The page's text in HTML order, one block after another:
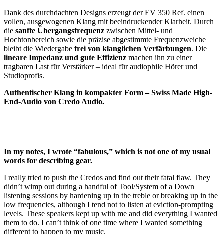
Dank des durchdachten Designs erzeugt der EV 350 Ref. einen
vollen, ausgewogenen Klang mit beeindruckender Klarheit. Durch
die sanfte Übergangsfrequenz zwischen Mittel- und
Hochtonbereich sowie die präzise abgestimmte Frequenzweiche
bleibt die Wiedergabe frei von klanglichen Verfärbungen. Die
lineare Impedanz und gute Effizienz machen ihn zu einer
tragbaren Last für Verstärker – ideal für audiophile Hörer und
Studioprofis.
Authentischer Klang in kompakter Form – Swiss Made High-
End-Audio von Credo Audio.
In my notes, I wrote “fabulous,” which is not one of my usual
words for describing gear.
I really tried to push the Credos and find out their fatal flaw. They
didn’t wimp out during a handful of Tool/System of a Down
listening sessions by hardening up in the treble or breaking up in the
low frequencies, although I tend not to listen at eviction-prompting
levels. These speakers kept up with me and did everything I wanted
them to do. I can’t think of one time where I wanted something
different to happen to my music.